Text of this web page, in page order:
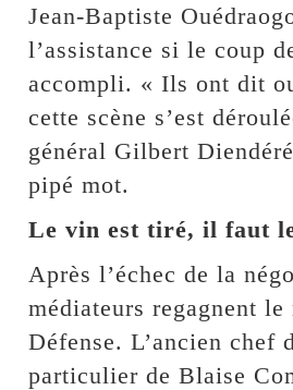
Jean-Baptiste
l’assistance si le coup
accompli. « Ils ont dit
cette scène s’est
général Gilbert
pipé mot.
Le vin est tiré, il faut
Après l’échec de la
médiateurs regagnent
Défense. L’ancien chef
particulier de Blaise